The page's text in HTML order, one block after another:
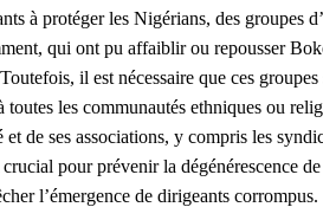
à protéger les Nigérians, des groupes
qui ont pu affaiblir ou repousser
il est nécessaire que ces
toutes les communautés ethniques ou
et de ses associations, y compris les
pour prévenir la dégénérescence
l’émergence de dirigeants corrompus.